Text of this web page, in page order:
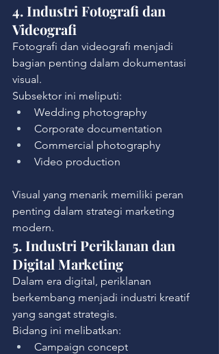
4. Industri Fotografi dan
Videografi
Fotografi dan videografi menjadi
bagian penting dalam dokumentasi
visual.
Subsektor ini meliputi:
Wedding photography
Corporate documentation
Commercial photography
Video production
Visual yang menarik memiliki peran
penting dalam strategi marketing
modern.
5. Industri Periklanan dan
Digital Marketing
Dalam era digital, periklanan
berkembang menjadi industri kreatif
yang sangat strategis.
Bidang ini melibatkan:
Campaign concept